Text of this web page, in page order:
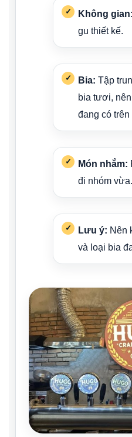
Không gian:
gu thiết kế.
Bia: Tập
bia tươi,
đang có trên
Món nhắm:
đi nhóm vừa.
Lưu ý: Nên
và loại bia